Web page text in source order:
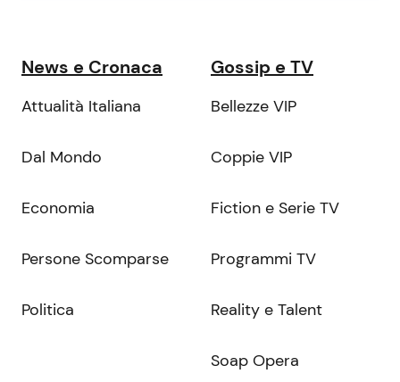
News e Cronaca
Attualità Italiana
Dal Mondo
Economia
Persone Scomparse
Politica
Gossip e TV
Bellezze VIP
Coppie VIP
Fiction e Serie TV
Programmi TV
Reality e Talent
Soap Opera